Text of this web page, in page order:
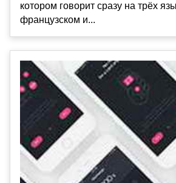
котором говорит сразу на трёх
французском и...